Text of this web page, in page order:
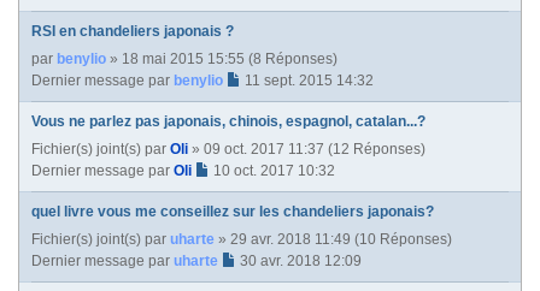
RSI en chandeliers japonais ?
par benylio » 18 mai 2015 15:55 (8 Réponses)
Dernier message par benylio 11 sept. 2015 14:32
Vous ne parlez pas japonais, chinois, espagnol, catalan...?
Fichier(s) joint(s) par Oli » 09 oct. 2017 11:37 (12 Réponses)
Dernier message par Oli 10 oct. 2017 10:32
quel livre vous me conseillez sur les chandeliers japonais?
Fichier(s) joint(s) par uharte » 29 avr. 2018 11:49 (10 Réponses)
Dernier message par uharte 30 avr. 2018 12:09